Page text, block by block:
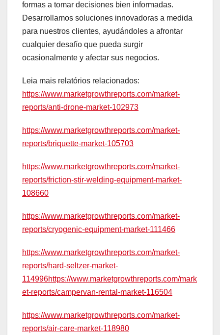
formas a tomar decisiones bien informadas.
Desarrollamos soluciones innovadoras a medida
para nuestros clientes, ayudándoles a afrontar
cualquier desafío que pueda surgir
ocasionalmente y afectar sus negocios.
Leia mais relatórios relacionados:
https://www.marketgrowthreports.com/market-
reports/anti-drone-market-102973
https://www.marketgrowthreports.com/market-
reports/briquette-market-105703
https://www.marketgrowthreports.com/market-
reports/friction-stir-welding-equipment-market-
108660
https://www.marketgrowthreports.com/market-
reports/cryogenic-equipment-market-111466
https://www.marketgrowthreports.com/market-
reports/hard-seltzer-market-
114996https://www.marketgrowthreports.com/mark
et-reports/campervan-rental-market-116504
https://www.marketgrowthreports.com/market-
reports/air-care-market-118980